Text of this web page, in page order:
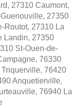
27310 Caumont,
27350
Routot, 27310 La
Landin, 27350
St-Ouen-de-
76330
76420
Anquetierville,
76940 La